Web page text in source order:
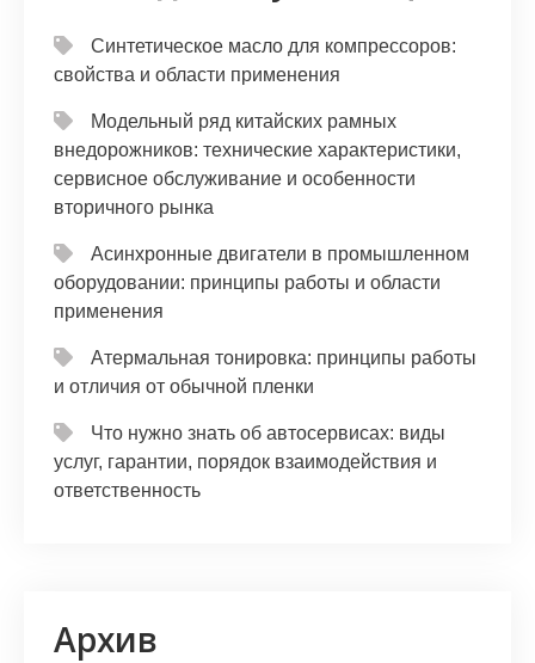
Синтетическое масло для компрессоров:
свойства и области применения
Модельный ряд китайских рамных
внедорожников: технические характеристики,
сервисное обслуживание и особенности
вторичного рынка
Асинхронные двигатели в промышленном
оборудовании: принципы работы и области
применения
Атермальная тонировка: принципы работы
и отличия от обычной пленки
Что нужно знать об автосервисах: виды
услуг, гарантии, порядок взаимодействия и
ответственность
Архив